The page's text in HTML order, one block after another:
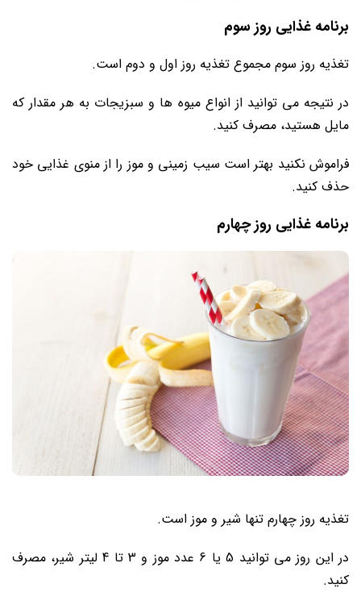
برنامه غذایی روز سوم
تغذیه روز سوم مجموع تغذیه روز اول و دوم است.
در نتیجه می توانید از انواع میوه ها و سبزیجات به هر مقدار که
مایل هستید، مصرف کنید.
فراموش نکنید بهتر است سیب زمینی و موز را از منوی غذایی خود
حذف کنید.
برنامه غذایی روز چهارم
تغذیه روز چهارم تنها شیر و موز است.
در این روز می توانید 5 یا 6 عدد موز و 3 تا 4 لیتر شیر، مصرف
کنید.